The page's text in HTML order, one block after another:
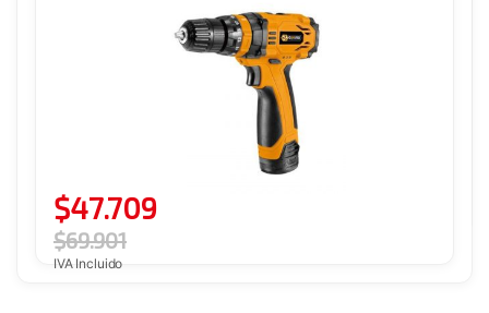
$47.709
$69.901
IVA Incluido